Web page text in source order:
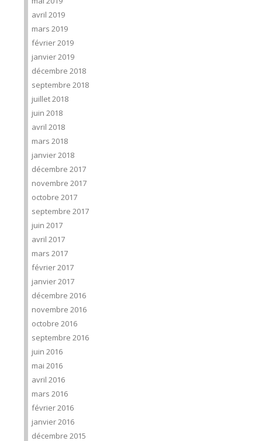
avril 2019
mars 2019
février 2019
janvier 2019
décembre 2018
septembre 2018
juillet 2018
juin 2018
avril 2018
mars 2018
janvier 2018
décembre 2017
novembre 2017
octobre 2017
septembre 2017
juin 2017
avril 2017
mars 2017
février 2017
janvier 2017
décembre 2016
novembre 2016
octobre 2016
septembre 2016
juin 2016
mai 2016
avril 2016
mars 2016
février 2016
janvier 2016
décembre 2015